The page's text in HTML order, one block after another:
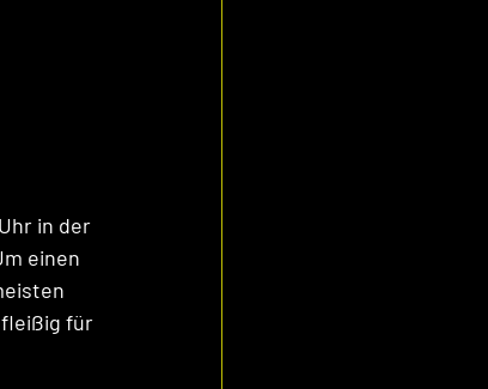
in der
einen
fleißig für